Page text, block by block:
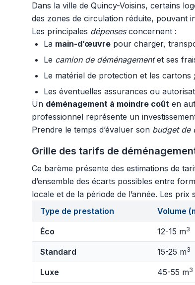
Dans la ville de Quincy-Voisins, certains
des zones de circulation réduite, pouvant
Les principales dépensesconcernent :
La main-d’œuvre pour charger,
Le camion de déménagementet ses
Le matériel de protection et les cartons ;
Les éventuelles assurances ou
Un déménagement à moindre coût en
professionnel représente un
Prendre le temps d’évaluer son budget de
Grille des tarifs de
Ce barème présente des estimations de
d’ensemble des écarts possibles entre
locale et de la période de l’année. Les
Type de prestation
Volume
Éco 12-15 m3
Standard 15-25 m3
Luxe 45-55 m3